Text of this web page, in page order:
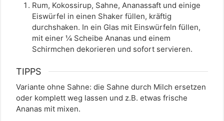
Rum, Kokossirup, Sahne, Ananassaft und einige
Eiswürfel in einen Shaker füllen, kräftig
durchshaken. In ein Glas mit Einswürfeln füllen,
mit einer ¼ Scheibe Ananas und einem
Schirmchen dekorieren und sofort servieren.
TIPPS
Variante ohne Sahne: die Sahne durch Milch ersetzen
oder komplett weg lassen und z.B. etwas frische
Ananas mit mixen.